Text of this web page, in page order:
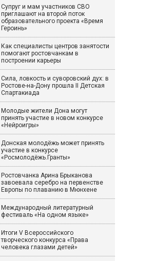
Супруг и мам участников СВО
приглашают на второй поток
образовательного проекта «Время
Героинь»
Как специалисты центров занятости
помогают ростовчанкам в
построении карьеры
Сила, ловкость и суворовский дух: в
Ростове-на-Дону прошла II Детская
Спартакиада
Молодые жители Дона могут
принять участие в новом конкурсе
«Нейроигры»
Донская молодёжь может принять
участие в конкурсе
«Росмолодёжь.Гранты»
Ростовчанка Арина Брыканова
завоевала серебро на первенстве
Европы по плаванию в Мюнхене
Международный литературный
фестиваль «На одном языке»
Итоги V Всероссийского
творческого конкурса «Права
человека глазами детей»